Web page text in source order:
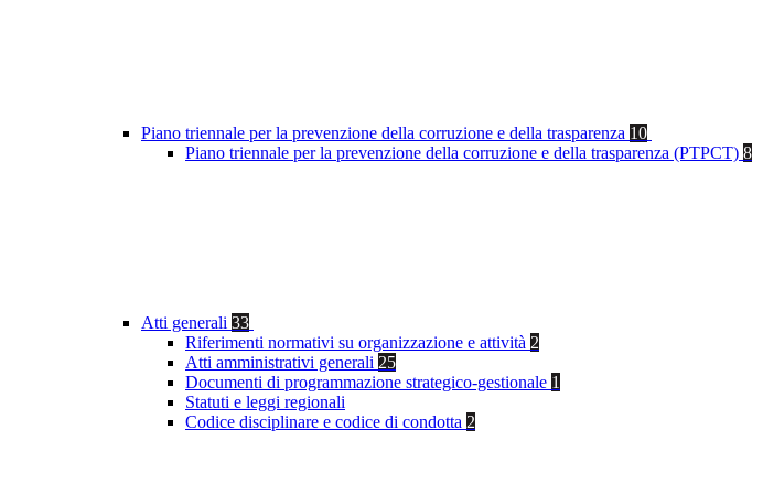
Piano triennale per la prevenzione della corruzione e della trasparenza 10
Piano triennale per la prevenzione della corruzione e della trasparenza (PTPCT) 8
Atti generali 33
Riferimenti normativi su organizzazione e attività 2
Atti amministrativi generali 25
Documenti di programmazione strategico-gestionale 1
Statuti e leggi regionali
Codice disciplinare e codice di condotta 2